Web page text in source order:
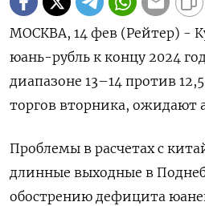
МОСКВА, 14 фев (Рейтер) -
юань-рубль к концу 2024
диапазоне 13–14 против
торгов вторника, ожидают
Проблемы в расчетах с
длинные выходные в
обострению дефицита